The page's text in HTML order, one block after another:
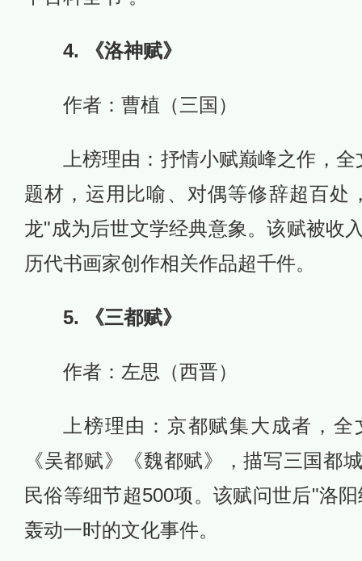
4. 《洛神赋》
作者：曹植（三国）
上榜理由：抒情小赋巅峰之作，
题材，运用比喻、对偶等修辞超百处
龙"成为后世文学经典意象。该赋被收
历代书画家创作相关作品超千件。
5. 《三都赋》
作者：左思（西晋）
上榜理由：京都赋集大成者，
《吴都赋》《魏都赋》，描写三国都
民俗等细节超500项。该赋问世后"洛
轰动一时的文化事件。